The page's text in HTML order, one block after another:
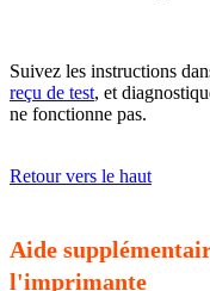
Suivez les instructions
reçu de test, et
ne fonctionne pas.
Retour vers le haut
Aide
l'imprimante